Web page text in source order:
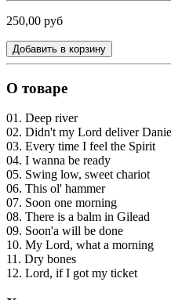
250,00 руб
Добавить в корзину
О товаре
01. Deep river
02. Didn't my Lord deliver
03. Every time I feel the Spirit
04. I wanna be ready
05. Swing low, sweet chariot
06. This ol' hammer
07. Soon one morning
08. There is a balm in Gilead
09. Soon'a will be done
10. My Lord, what a morning
11. Dry bones
12. Lord, if I got my ticket